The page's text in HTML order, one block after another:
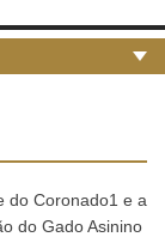
do Coronado1 e a
do Gado Asinino